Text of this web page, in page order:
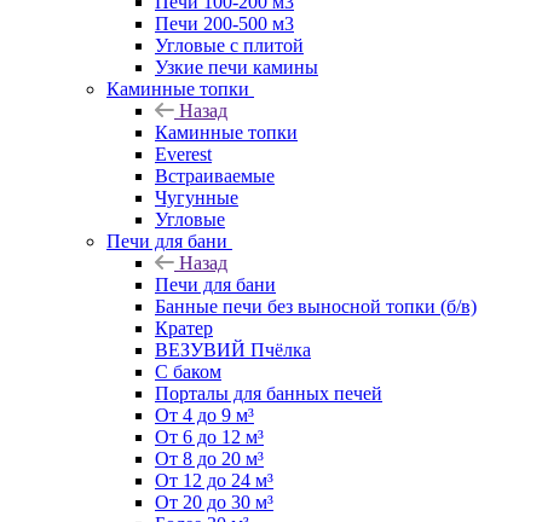
Печи 200-500 м3
Угловые с плитой
Узкие печи камины
Каминные топки
Назад
Каминные топки
Everest
Встраиваемые
Чугунные
Угловые
Печи для бани
Назад
Печи для бани
Банные печи без выносной топки (б/в)
Кратер
ВЕЗУВИЙ Пчёлка
С баком
Порталы для банных печей
От 4 до 9 м³
От 6 до 12 м³
От 8 до 20 м³
От 12 до 24 м³
От 20 до 30 м³